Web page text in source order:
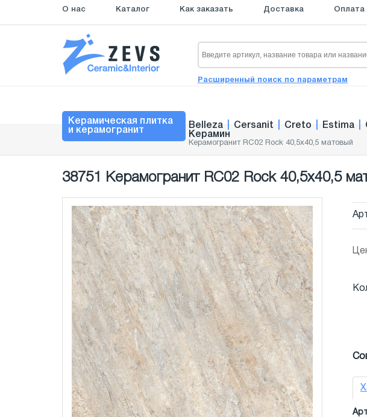
О нас Каталог Как заказать Доставка Оплата
Расширенный поиск по параметрам
Керамическая плитка
и керамогранит
Belleza Cersanit Creto Estima
Керамин
Керамогранит RC02 Rock 40,5x40,5 матовый
38751 Керамогранит RC02 Rock 40,5x40,5